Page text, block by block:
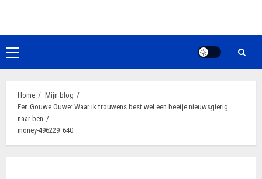
de
inhoudPrimair
menu
Home
Mijn blog
Een Gouwe Ouwe: Waar ik trouwens best wel een beetje nieuwsgierig
naar ben
money-496229_640